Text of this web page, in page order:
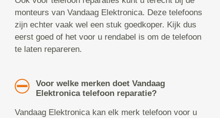
monteurs van Vandaag Elektronica. Deze telefoons
zijn echter vaak wel een stuk goedkoper. Kijk dus
eerst goed of het voor u rendabel is om de telefoon
te laten repareren.
Voor welke merken doet Vandaag
Elektronica telefoon reparatie?
Vandaag Elektronica kan elk merk telefoon voor u